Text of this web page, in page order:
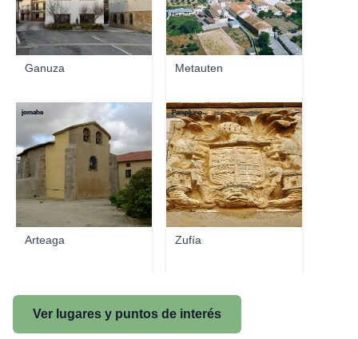
Ganuza Metauten
Arteaga
jomahe
Zufía
Pampluno
Ver lugares y puntos de interés